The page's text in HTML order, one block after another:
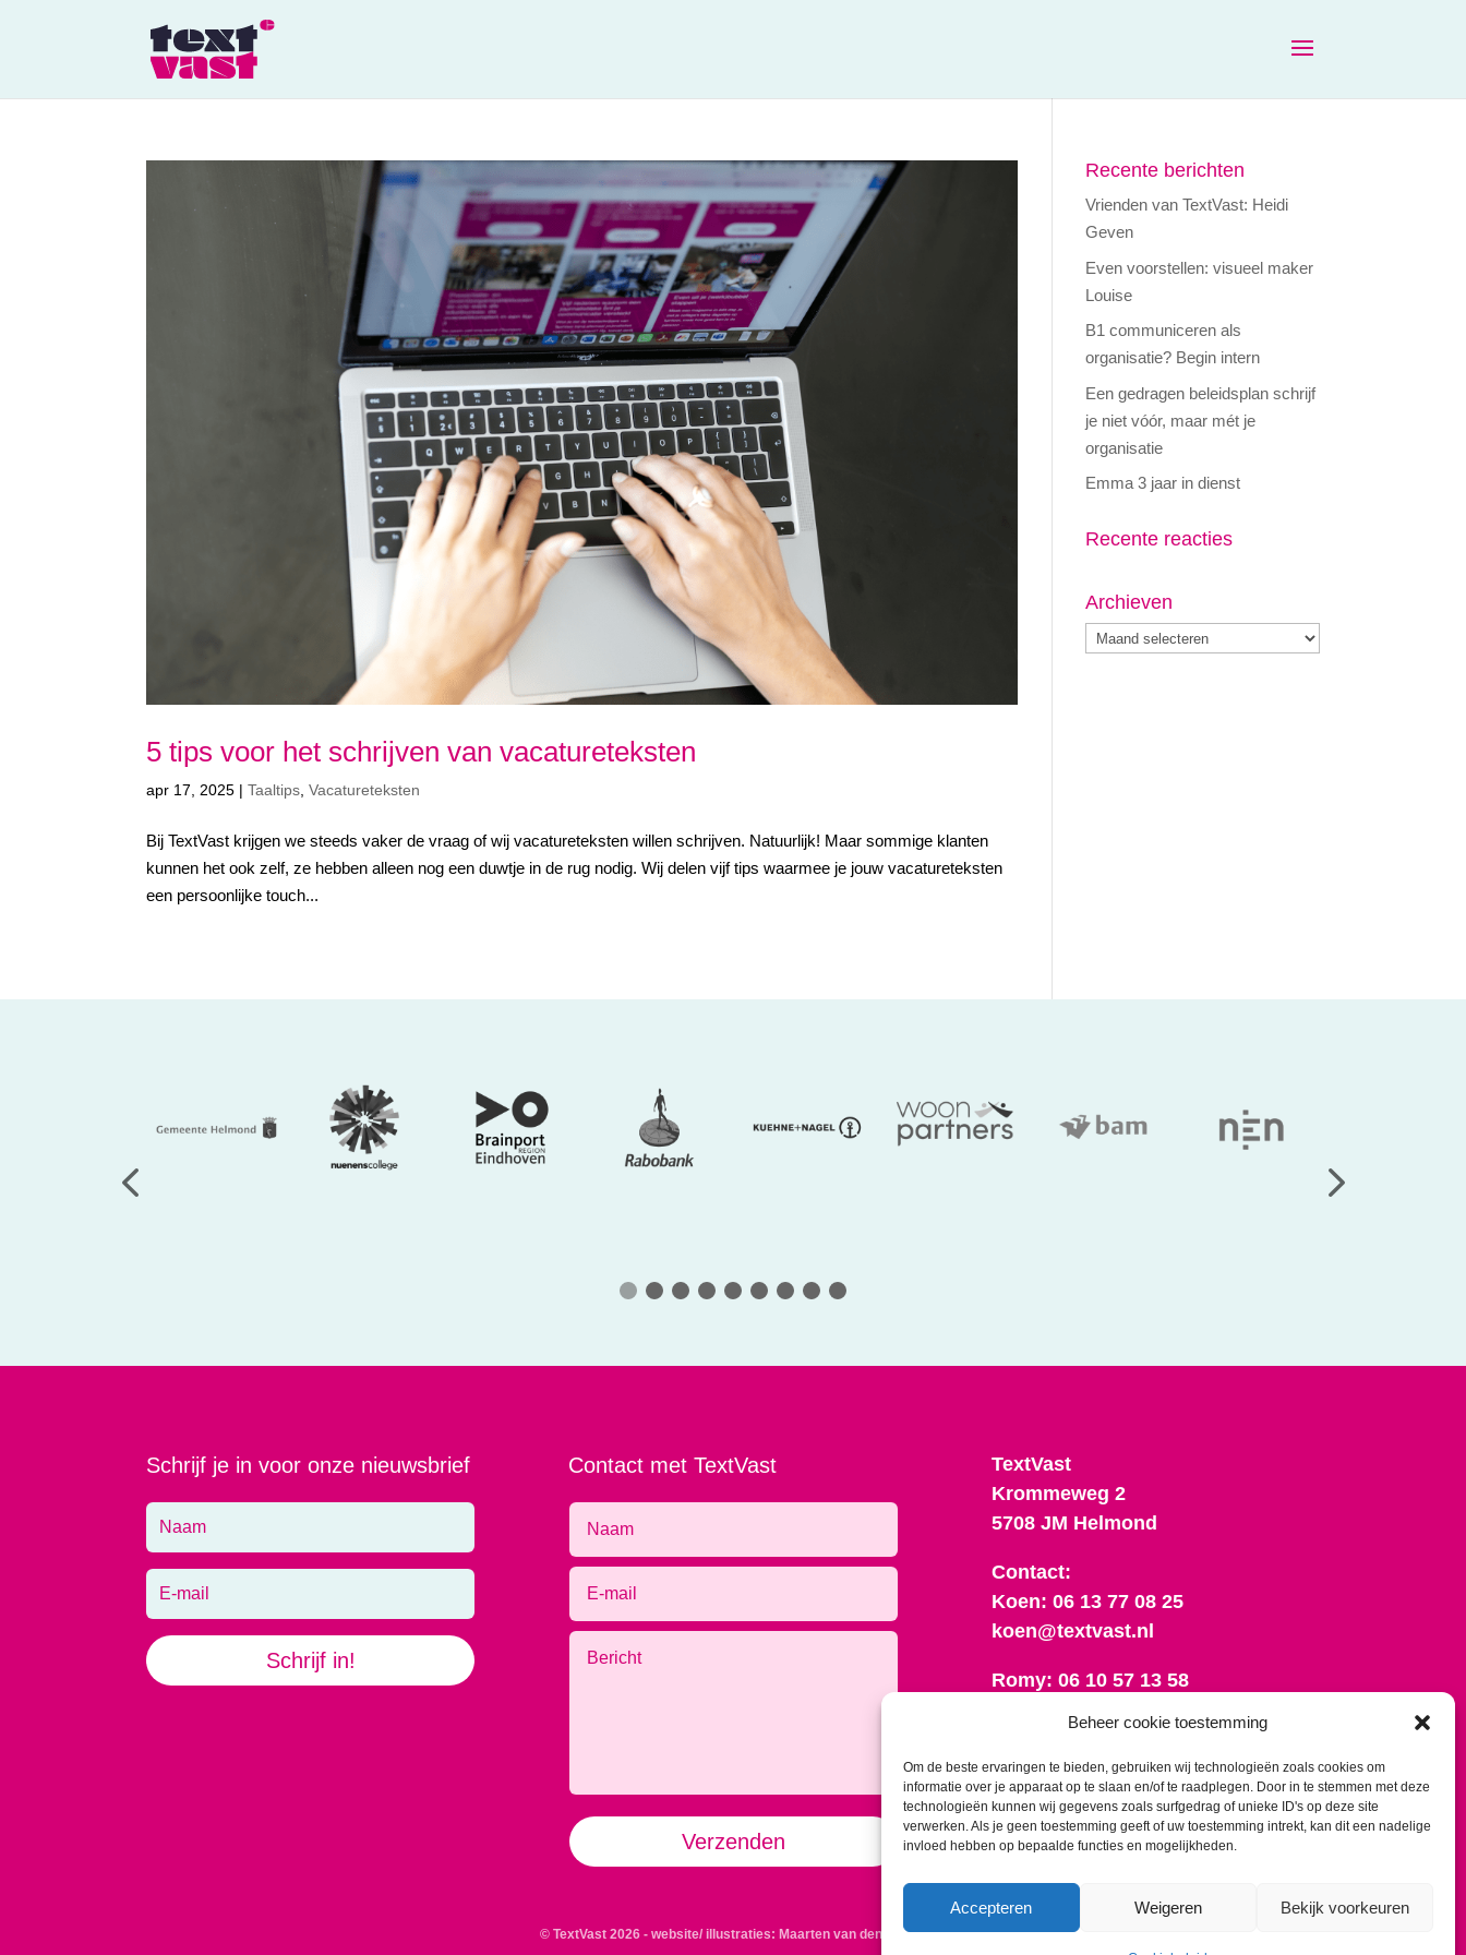
Beheer cookie toestemming
Om de beste ervaringen te bieden, gebruiken wij technologieën zoals cookies om
informatie over je apparaat op te slaan en/of te raadplegen. Door in te stemmen met deze
technologieën kunnen wij gegevens zoals surfgedrag of unieke ID's op deze site
verwerken. Als je geen toestemming geeft of uw toestemming intrekt, kan dit een nadelige
invloed hebben op bepaalde functies en mogelijkheden.
Accepteren Weigeren Bekijk voorkeuren
5 tips voor het schrijven van vacatureteksten
apr 17, 2025 |Taaltips ,Vacatureteksten
Bij TextVast krijgen we steeds vaker de vraag of wij vacatureteksten willen schrijven. Natuurlijk! Maar sommige klanten
kunnen het ook zelf, ze hebben alleen nog een duwtje in de rug nodig. Wij delen vijf tips waarmee je jouw vacatureteksten
een persoonlijke touch...
Recente berichten
Vrienden van TextVast: Heidi
Geven
Even voorstellen: visueel maker
Louise
B1 communiceren als
organisatie? Begin intern
Een gedragen beleidsplan schrijf
je niet vóór, maar mét je
organisatie
Emma 3 jaar in dienst
Recente reacties
Archieven
Archieven
Schrijf je in voor onze nieuwsbrief
Schrijf in!
Contact met TextVast
Verzenden
Alternative:
TextVast
Krommeweg 2
5708 JM Helmond
Contact:
Koen: 06 13 77 08 25
koen@textvast.nl
Romy: 06 10 57 13 58
Onze algemene voorwaarden
© TextVast 2026 - website/ illustraties: Maarten van den Beemt